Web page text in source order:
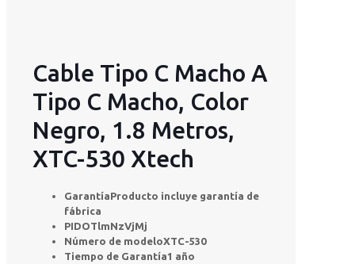
Cable Tipo C Macho A
Tipo C Macho, Color
Negro, 1.8 Metros,
XTC-530 Xtech
GarantíaProducto incluye garantía de
fábrica
PIDOTlmNzVjMj
Número de modeloXTC-530
Tiempo de Garantía1 año